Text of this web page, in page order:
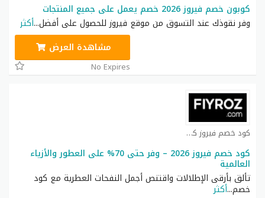
كوبون خصم فيروز 2026 خصم يعمل على جميع المنتجات
وفر نقوذك عند التسوق من موقع فيروز للحصول على أفضل...أكثر
مشاهدة العرض
No Expires
كود خصم فيروز كوبون
كود خصم فيروز 2026 – وفر حتى 70% على العطور والأزياء
العالمية
تألق بأرقى الإطلالات واقتنص أجمل النفحات العطرية مع كود
خصم...أكثر